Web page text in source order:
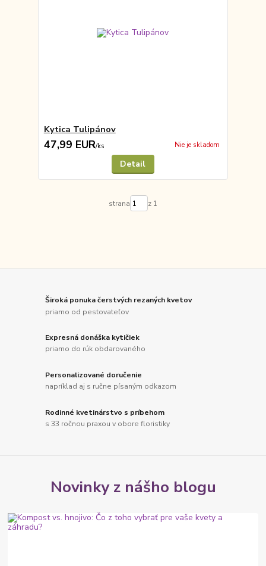
Kytica Tulipánov
47,99 EUR/ks Nie je skladom
Detail
strana z 1
Široká ponuka čerstvých rezaných kvetov
priamo od pestovateľov
Expresná donáška kytičiek
priamo do rúk obdarovaného
Personalizované doručenie
napríklad aj s ručne písaným odkazom
Rodinné kvetinárstvo s príbehom
s 33 ročnou praxou v obore floristiky
Novinky z nášho blogu